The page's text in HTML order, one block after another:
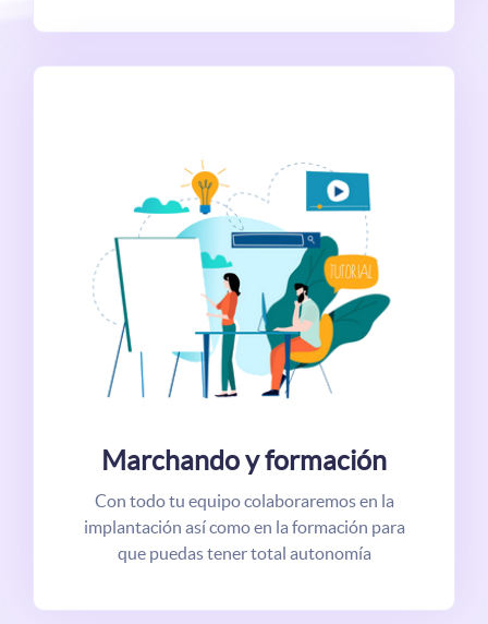
Marchando y formación
Con todo tu equipo colaboraremos en la
implantación así como en la formación para
que puedas tener total autonomía